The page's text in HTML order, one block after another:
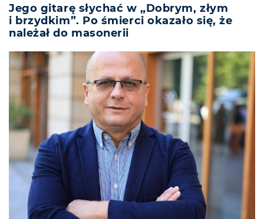
Jego gitarę słychać w „Dobrym, złym
i brzydkim”. Po śmierci okazało się, że
należał do masonerii